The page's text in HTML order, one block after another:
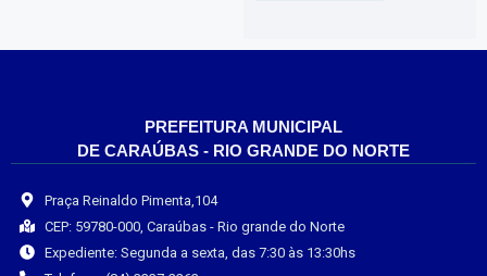
PREFEITURA MUNICIPAL
DE CARAÚBAS - RIO GRANDE DO NORTE
Praça Reinaldo Pimenta,104
CEP: 59780-000, Caraúbas - Rio grande do Norte
Expediente: Segunda a sexta, das 7:30 às 13:30hs